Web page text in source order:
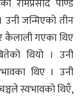
उनी जन्मिएको तीन
कैलाली गएका थिए
थियो । उनी
थिए । उनी
स्वभावको थिएँ,